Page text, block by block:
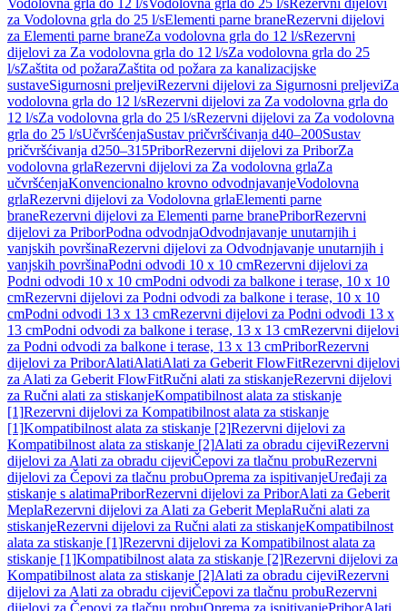
Vodolovna grla do 12 l/sVodolovna grla do 25 l/sRezervni dijelovi
za Vodolovna grla do 25 l/sElementi parne braneRezervni dijelovi
za Elementi parne braneZa vodolovna grla do 12 l/sRezervni
dijelovi za Za vodolovna grla do 12 l/sZa vodolovna grla do 25
l/sZaštita od požaraZaštita od požara za kanalizacijske
sustaveSigurnosni preljeviRezervni dijelovi za Sigurnosni preljeviZa
vodolovna grla do 12 l/sRezervni dijelovi za Za vodolovna grla do
12 l/sZa vodolovna grla do 25 l/sRezervni dijelovi za Za vodolovna
grla do 25 l/sUčvršćenjaSustav pričvršćivanja d40–200Sustav
pričvršćivanja d250–315PriborRezervni dijelovi za PriborZa
vodolovna grlaRezervni dijelovi za Za vodolovna grlaZa
učvršćenjaKonvencionalno krovno odvodnjavanjeVodolovna
grlaRezervni dijelovi za Vodolovna grlaElementi parne
braneRezervni dijelovi za Elementi parne branePriborRezervni
dijelovi za PriborPodna odvodnjaOdvodnjavanje unutarnjih i
vanjskih površinaRezervni dijelovi za Odvodnjavanje unutarnjih i
vanjskih površinaPodni odvodi 10 x 10 cmRezervni dijelovi za
Podni odvodi 10 x 10 cmPodni odvodi za balkone i terase, 10 x 10
cmRezervni dijelovi za Podni odvodi za balkone i terase, 10 x 10
cmPodni odvodi 13 x 13 cmRezervni dijelovi za Podni odvodi 13 x
13 cmPodni odvodi za balkone i terase, 13 x 13 cmRezervni dijelovi
za Podni odvodi za balkone i terase, 13 x 13 cmPriborRezervni
dijelovi za PriborAlatiAlatiAlati za Geberit FlowFitRezervni dijelovi
za Alati za Geberit FlowFitRučni alati za stiskanjeRezervni dijelovi
za Ručni alati za stiskanjeKompatibilnost alata za stiskanje
[1]Rezervni dijelovi za Kompatibilnost alata za stiskanje
[1]Kompatibilnost alata za stiskanje [2]Rezervni dijelovi za
Kompatibilnost alata za stiskanje [2]Alati za obradu cijeviRezervni
dijelovi za Alati za obradu cijeviČepovi za tlačnu probuRezervni
dijelovi za Čepovi za tlačnu probuOprema za ispitivanjeUređaji za
stiskanje s alatimaPriborRezervni dijelovi za PriborAlati za Geberit
MeplaRezervni dijelovi za Alati za Geberit MeplaRučni alati za
stiskanjeRezervni dijelovi za Ručni alati za stiskanjeKompatibilnost
alata za stiskanje [1]Rezervni dijelovi za Kompatibilnost alata za
stiskanje [1]Kompatibilnost alata za stiskanje [2]Rezervni dijelovi za
Kompatibilnost alata za stiskanje [2]Alati za obradu cijeviRezervni
dijelovi za Alati za obradu cijeviČepovi za tlačnu probuRezervni
dijelovi za Čepovi za tlačnu probuOprema za ispitivanjePriborAlati